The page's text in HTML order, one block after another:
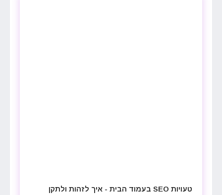
טעויות SEO בעמוד הבית - איך לזהות ולתקן